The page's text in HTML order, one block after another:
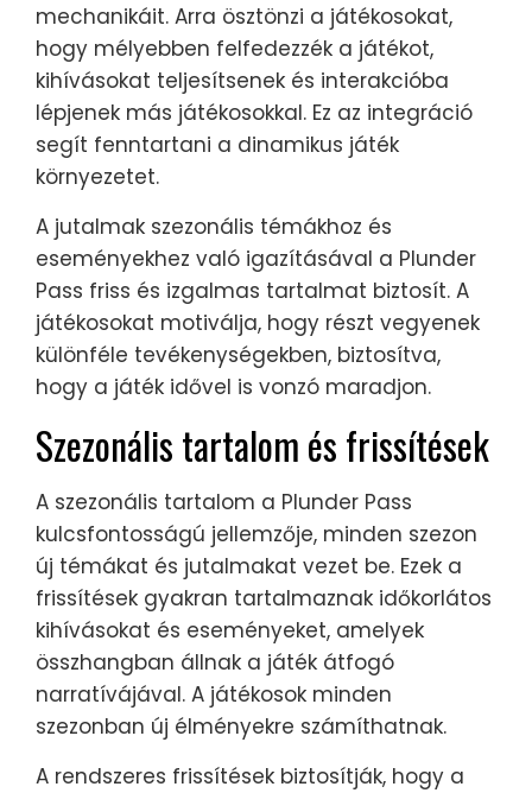
mechanikáit. Arra ösztönzi a játékosokat,
hogy mélyebben felfedezzék a játékot,
kihívásokat teljesítsenek és interakcióba
lépjenek más játékosokkal. Ez az integráció
segít fenntartani a dinamikus játék
környezetet.
A jutalmak szezonális témákhoz és
eseményekhez való igazításával a Plunder
Pass friss és izgalmas tartalmat biztosít. A
játékosokat motiválja, hogy részt vegyenek
különféle tevékenységekben, biztosítva,
hogy a játék idővel is vonzó maradjon.
Szezonális tartalom és frissítések
A szezonális tartalom a Plunder Pass
kulcsfontosságú jellemzője, minden szezon
új témákat és jutalmakat vezet be. Ezek a
frissítések gyakran tartalmaznak időkorlátos
kihívásokat és eseményeket, amelyek
összhangban állnak a játék átfogó
narratívájával. A játékosok minden
szezonban új élményekre számíthatnak.
A rendszeres frissítések biztosítják, hogy a